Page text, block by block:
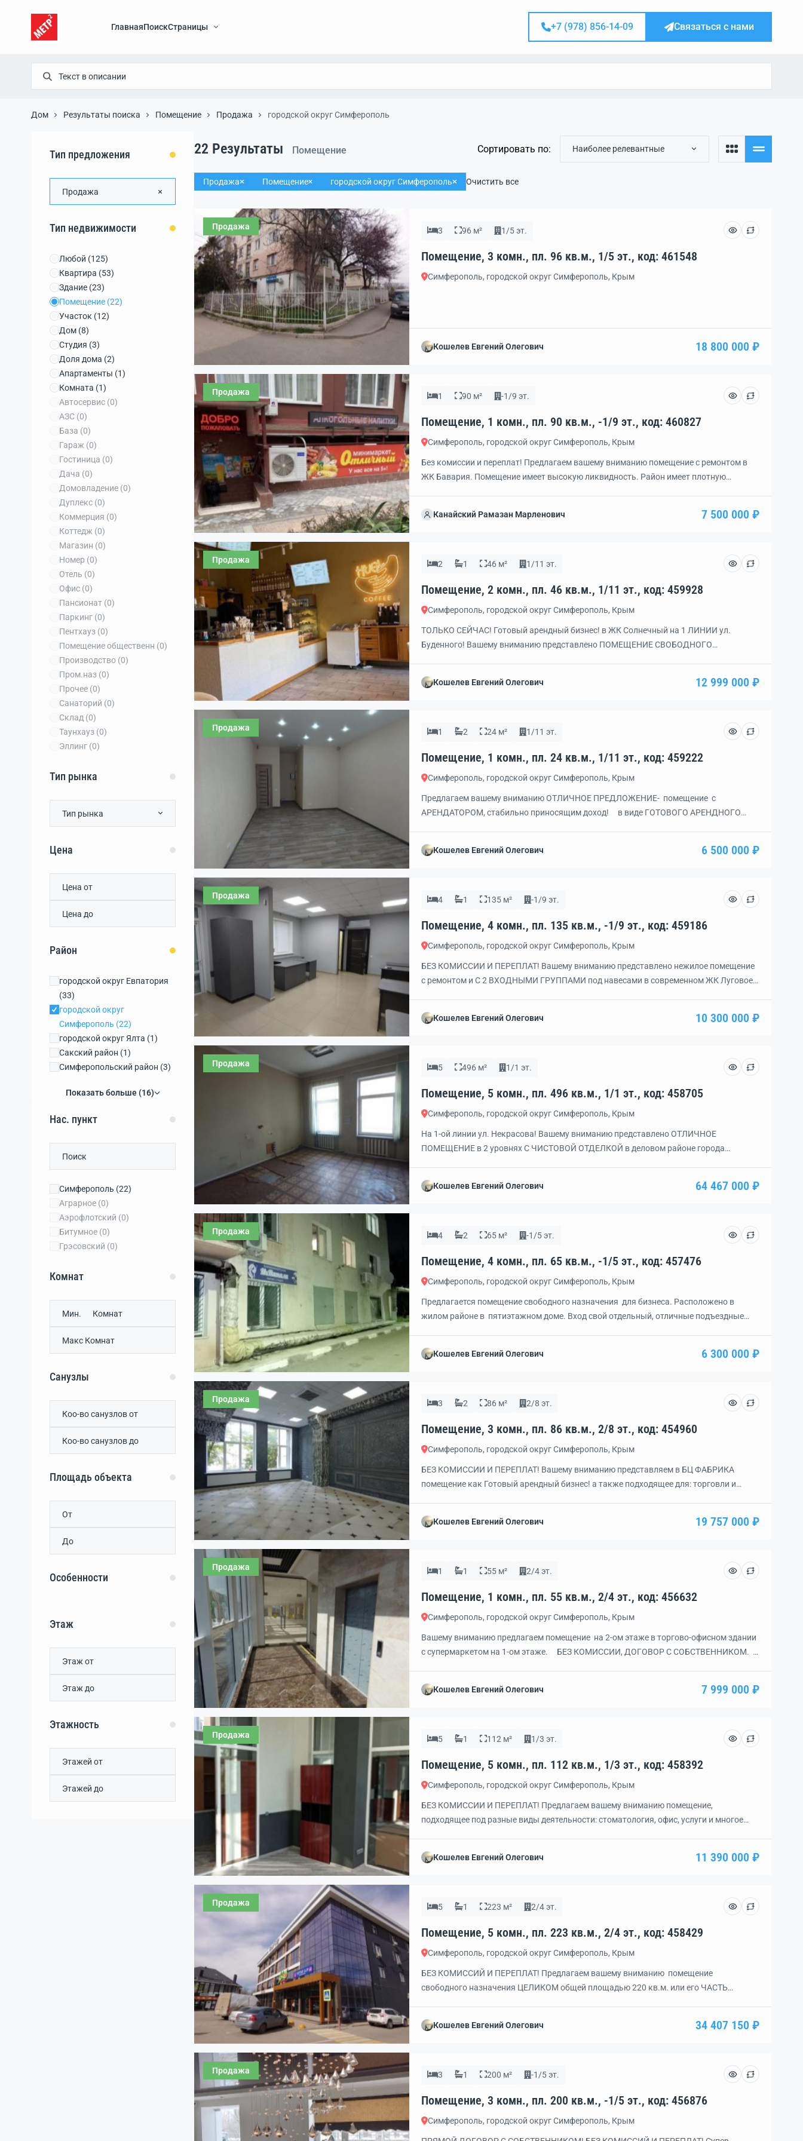
ГлавнаяПоискСтраницы +7 (978) 856-14-09 Связаться с нами
Дом Результаты поиска Помещение Продажа городской округ Симферополь
Тип предложения
Продажа
Тип недвижимости
Любой (125)
Квартира (53)
Здание (23)
Помещение (22)
Участок (12)
Дом (8)
Студия (3)
Доля дома (2)
Апартаменты (1)
Комната (1)
Автосервис (0)
АЗС (0)
База (0)
Гараж (0)
Гостиница (0)
Дача (0)
Домовладение (0)
Дуплекс (0)
Коммерция (0)
Коттедж (0)
Магазин (0)
Номер (0)
Отель (0)
Офис (0)
Пансионат (0)
Паркинг (0)
Пентхауз (0)
Помещение общественн (0)
Производство (0)
Пром.наз (0)
Прочее (0)
Санаторий (0)
Склад (0)
Таунхауз (0)
Эллинг (0)
Тип рынка
Тип рынка
Цена
Район
городской округ Евпатория
(33)
городской округ
Симферополь (22)
городской округ Ялта (1)
Сакский район (1)
Симферопольский район (3)
Показать больше (16)
Нас. пункт
Симферополь (22)
Аграрное (0)
Аэрофлотский (0)
Битумное (0)
Грэсовский (0)
Комнат
Санузлы
Площадь объекта
Особенности
Этаж
Этажность
22 Результаты Помещение Сортировать по: Наиболее релевантные
Продажа Помещение городской округ Симферополь Очистить все
Продажа 3 96 м² 1/5 эт.
Помещение, 3 комн., пл. 96 кв.м., 1/5 эт., код: 461548
Симферополь, городской округ Симферополь, Крым
Кошелев Евгений Олегович 18 800 000 ₽
Продажа 1 90 м² -1/9 эт.
Помещение, 1 комн., пл. 90 кв.м., -1/9 эт., код: 460827
Симферополь, городской округ Симферополь, Крым
Без комиссии и переплат! Предлагаем вашему вниманию помещение с ремонтом в
ЖК Бавария. Помещение имеет высокую ликвидность. Район имеет плотную
хорошие подъездные пути к помещению и большая парковка рядом создают
Канайский Рамазан Марленович 7 500 000 ₽
Продажа 2 1 46 м² 1/11 эт.
Помещение, 2 комн., пл. 46 кв.м., 1/11 эт., код: 459928
Симферополь, городской округ Симферополь, Крым
ТОЛЬКО СЕЙЧАС! Готовый арендный бизнес! в ЖК Солнечный на 1 ЛИНИИ ул.
Буденного! Вашему вниманию представлено ПОМЕЩЕНИЕ СВОБОДНОГО
подходит под РАЗЛИЧНЫЕ НАПРАВЛЕНИЯ БИЗНЕСА: торговля, сфера услуг и
Кошелев Евгений Олегович 12 999 000 ₽
Продажа 1 2 24 м² 1/11 эт.
Помещение, 1 комн., пл. 24 кв.м., 1/11 эт., код: 459222
Симферополь, городской округ Симферополь, Крым
Предлагаем вашему вниманию ОТЛИЧНОЕ ПРЕДЛОЖЕНИЕ- помещение с
АРЕНДАТОРОМ, стабильно приносящим доход! в виде ГОТОВОГО АРЕНДНОГО
прямоугольная с окном и входом со двора. Установлены пластиковые стеклопакеты
Кошелев Евгений Олегович 6 500 000 ₽
Продажа 4 1 135 м² -1/9 эт.
Помещение, 4 комн., пл. 135 кв.м., -1/9 эт., код: 459186
Симферополь, городской округ Симферополь, Крым
БЕЗ КОМИССИИ И ПЕРЕПЛАТ! Вашему вниманию представлено нежилое помещение
с ремонтом и С 2 ВХОДНЫМИ ГРУППАМИ под навесами в современном ЖК Луговое
фото-копи центр, фотостудия, офис и многое другое! ОБОРУДОВАНИЕ и
Кошелев Евгений Олегович 10 300 000 ₽
Продажа 5 496 м² 1/1 эт.
Помещение, 5 комн., пл. 496 кв.м., 1/1 эт., код: 458705
Симферополь, городской округ Симферополь, Крым
На 1-ой линии ул. Некрасова! Вашему вниманию представлено ОТЛИЧНОЕ
ПОМЕЩЕНИЕ в 2 уровнях С ЧИСТОВОЙ ОТДЕЛКОЙ в деловом районе города
спортивный зал. Остановки общественного транспорта. Хоть и центр города, но
Кошелев Евгений Олегович 64 467 000 ₽
Продажа 4 2 65 м² -1/5 эт.
Помещение, 4 комн., пл. 65 кв.м., -1/5 эт., код: 457476
Симферополь, городской округ Симферополь, Крым
Предлагается помещение свободного назначения для бизнеса. Расположено в
жилом районе в пятиэтажном доме. Вход свой отдельный, отличные подъездные
Кошелев Евгений Олегович 6 300 000 ₽
Продажа 3 2 86 м² 2/8 эт.
Помещение, 3 комн., пл. 86 кв.м., 2/8 эт., код: 454960
Симферополь, городской округ Симферополь, Крым
БЕЗ КОМИССИИ И ПЕРЕПЛАТ! Вашему вниманию представляем в БЦ ФАБРИКА
помещение как Готовый арендный бизнес! а также подходящее для: торговли и
площадью, 2 кабинета и 2 душевые. На этаже 2 санузла М и […]
Кошелев Евгений Олегович 19 757 000 ₽
Продажа 1 1 55 м² 2/4 эт.
Помещение, 1 комн., пл. 55 кв.м., 2/4 эт., код: 456632
Симферополь, городской округ Симферополь, Крым
Вашему вниманию предлагаем помещение на 2-ом этаже в торгово-офисном здании
с супермаркетом на 1-ом этаже. БЕЗ КОМИССИИ, ДОГОВОР С СОБСТВЕННИКОМ.
ОПИСАНИЕ: — формат торговой галереи или в открытом пространстве — на […]
Кошелев Евгений Олегович 7 999 000 ₽
Продажа 5 1 112 м² 1/3 эт.
Помещение, 5 комн., пл. 112 кв.м., 1/3 эт., код: 458392
Симферополь, городской округ Симферополь, Крым
БЕЗ КОМИССИИ И ПЕРЕПЛАТ! Предлагаем вашему вниманию помещение,
подходящее под разные виды деятельности: стоматология, офис, услуги и многое
cигнaлизация. Первый этаж. Отдeльный вхoд. Удoбнoе расположение. Хорошие
Кошелев Евгений Олегович 11 390 000 ₽
Продажа 5 1 223 м² 2/4 эт.
Помещение, 5 комн., пл. 223 кв.м., 2/4 эт., код: 458429
Симферополь, городской округ Симферополь, Крым
БЕЗ КОМИССИЙ И ПЕРЕПЛАТ! Предлагаем вашему вниманию помещение
свободного назначения ЦЕЛИКОМ общей площадью 220 кв.м. или его ЧАСТЬ
пассивного дохода для инвесторов! Все заботы по эксплуатации помещений берет
Кошелев Евгений Олегович 34 407 150 ₽
Продажа 3 1 200 м² -1/5 эт.
Помещение, 3 комн., пл. 200 кв.м., -1/5 эт., код: 456876
Симферополь, городской округ Симферополь, Крым